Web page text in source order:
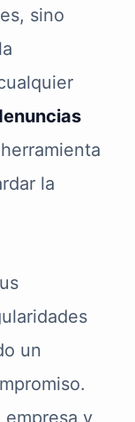
sino
la
un
empresa y